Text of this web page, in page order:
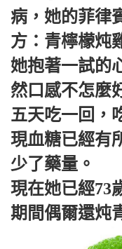
病，她的菲律
方：青檸檬炖
她抱著一試的
然口感不怎麼
五天吃一回，
現血糖已經有
少了藥量。
現在她已經73
期間偶爾還炖